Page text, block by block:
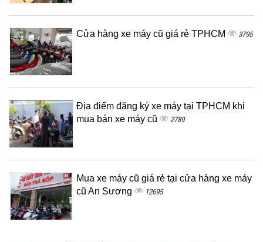
Cửa hàng xe máy cũ giá rẻ TPHCM 3795
Địa điểm đăng ký xe máy tại TPHCM khi
mua bán xe máy cũ
2789
Mua xe máy cũ giá rẻ tại cửa hàng xe máy
cũ An Sương
12695